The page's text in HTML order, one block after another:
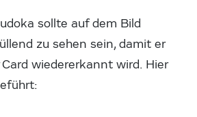
sollte auf dem Bild
zu sehen sein, damit er
wiedererkannt wird. Hier